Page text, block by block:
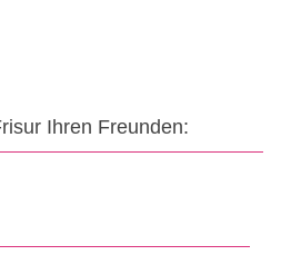
Ihren Freunden: